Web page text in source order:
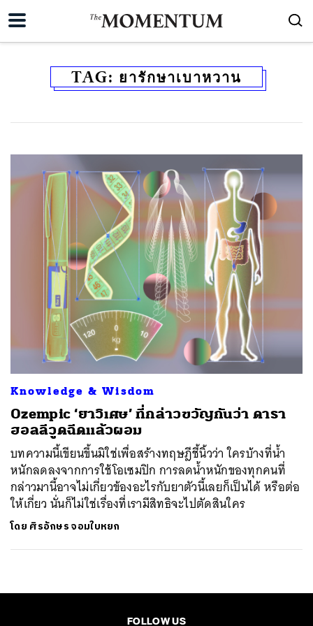
TAG: ยารักษาเบาหวาน
Knowledge & Wisdom
Ozempic ‘ยาวิเศษ’ ที่กล่าวขวัญกันว่า ดารา
ฮอลลีวูดฉีดแล้วผอม
บทความนี้เขียนขึ้นมิใช่เพื่อสร้างทฤษฎีชี้นิ้วว่า ใครบ้างที่น้ำ
หนักลดลงจากการใช้โอเซมปิก การลดน้ำหนักของทุกคนที่
กล่าวมานี้อาจไม่เกี่ยวข้องอะไรกับยาตัวนี้เลยก็เป็นได้ หรือต่อ
ให้เกี่ยว นั่นก็ไม่ใช่เรื่องที่เรามีสิทธิจะไปตัดสินใคร
โดย ศิรอักษร จอมใบหยก
FOLLOW US
ค้นหา
SHARE LINE